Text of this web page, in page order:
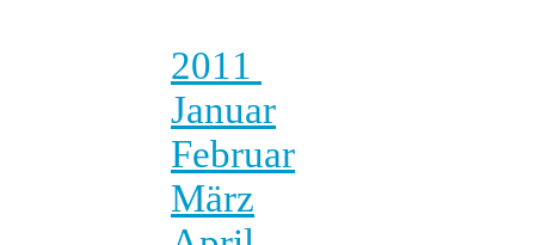
2011
Januar
Februar
März